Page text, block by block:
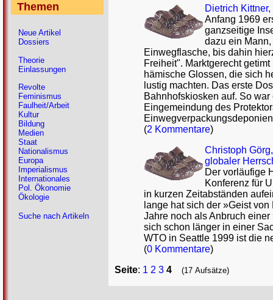
Dietrich
Anfang 1969
ganzseitige
dazu ein
Einwegflasche, bis dahin
Freiheit". Marktgerecht
hämische Glossen, die sich
lustig machten. Das erste
Bahnhofskiosken auf. So
Eingemeindung des
(2 Kommentare)
Christoph
globaler
Der vorläufige
Konferenz für
in kurzen Zeitabständen
lange hat sich der »Geist
Jahre noch als Anbruch
sich schon länger in einer
WTO in Seattle 1999 ist die
(0 Kommentare)
Seite: 1 2 3 4 (17 Aufsätze)
Themen
Neue Artikel
Dossiers
Theorie
Einlassungen
Revolte
Feminismus
Faulheit/Arbeit
Kultur
Bildung
Medien
Staat
Nationalismus
Europa
Imperialismus
Internationales
Pol. Ökonomie
Ökologie
Suche nach Artikeln